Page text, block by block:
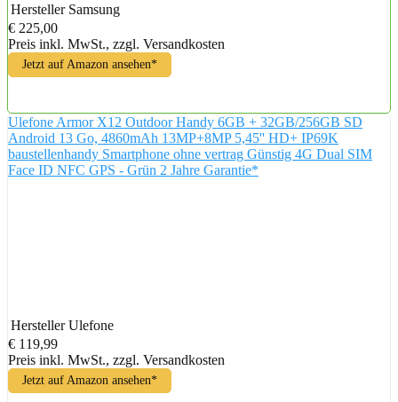
Hersteller Samsung
€ 225,00
Preis inkl. MwSt., zzgl. Versandkosten
Jetzt auf Amazon ansehen*
Ulefone Armor X12 Outdoor Handy 6GB + 32GB/256GB SD
Android 13 Go, 4860mAh 13MP+8MP 5,45'' HD+ IP69K
baustellenhandy Smartphone ohne vertrag Günstig 4G Dual SIM
Face ID NFC GPS - Grün 2 Jahre Garantie*
Hersteller Ulefone
€ 119,99
Preis inkl. MwSt., zzgl. Versandkosten
Jetzt auf Amazon ansehen*